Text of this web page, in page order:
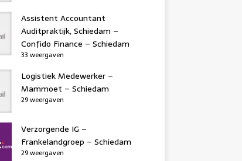
Assistent Accountant
Auditpraktijk, Schiedam –
Confido Finance – Schiedam
33 weergaven
Logistiek Medewerker –
Mammoet – Schiedam
29 weergaven
Verzorgende IG –
Frankelandgroep – Schiedam
29 weergaven